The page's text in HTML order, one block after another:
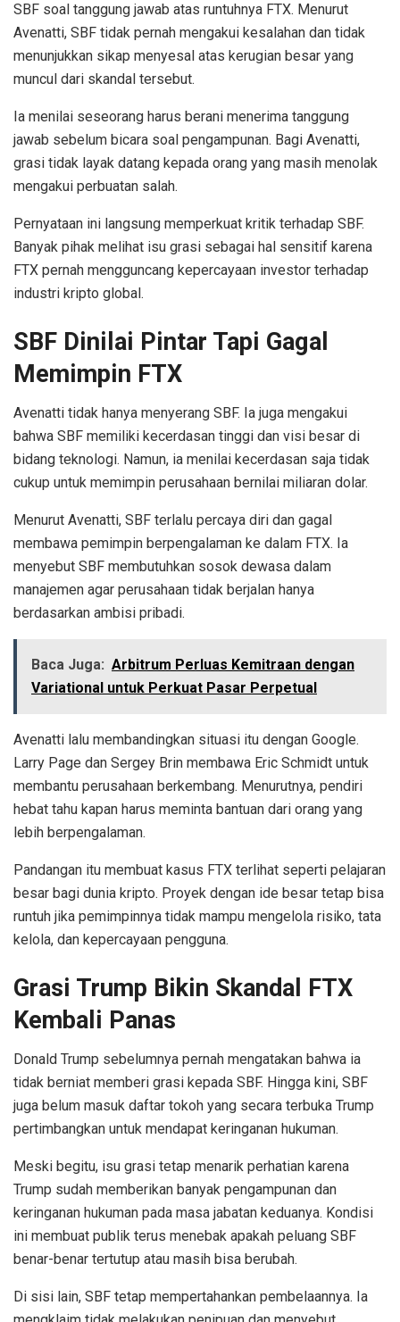
SBF soal tanggung jawab atas runtuhnya FTX. Menurut
Avenatti, SBF tidak pernah mengakui kesalahan dan tidak
menunjukkan sikap menyesal atas kerugian besar yang
muncul dari skandal tersebut.
Ia menilai seseorang harus berani menerima tanggung
jawab sebelum bicara soal pengampunan. Bagi Avenatti,
grasi tidak layak datang kepada orang yang masih menolak
mengakui perbuatan salah.
Pernyataan ini langsung memperkuat kritik terhadap SBF.
Banyak pihak melihat isu grasi sebagai hal sensitif karena
FTX pernah mengguncang kepercayaan investor terhadap
industri kripto global.
SBF Dinilai Pintar Tapi Gagal
Memimpin FTX
Avenatti tidak hanya menyerang SBF. Ia juga mengakui
bahwa SBF memiliki kecerdasan tinggi dan visi besar di
bidang teknologi. Namun, ia menilai kecerdasan saja tidak
cukup untuk memimpin perusahaan bernilai miliaran dolar.
Menurut Avenatti, SBF terlalu percaya diri dan gagal
membawa pemimpin berpengalaman ke dalam FTX. Ia
menyebut SBF membutuhkan sosok dewasa dalam
manajemen agar perusahaan tidak berjalan hanya
berdasarkan ambisi pribadi.
Baca Juga: Arbitrum Perluas Kemitraan dengan
Variational untuk Perkuat Pasar Perpetual
Avenatti lalu membandingkan situasi itu dengan Google.
Larry Page dan Sergey Brin membawa Eric Schmidt untuk
membantu perusahaan berkembang. Menurutnya, pendiri
hebat tahu kapan harus meminta bantuan dari orang yang
lebih berpengalaman.
Pandangan itu membuat kasus FTX terlihat seperti pelajaran
besar bagi dunia kripto. Proyek dengan ide besar tetap bisa
runtuh jika pemimpinnya tidak mampu mengelola risiko, tata
kelola, dan kepercayaan pengguna.
Grasi Trump Bikin Skandal FTX
Kembali Panas
Donald Trump sebelumnya pernah mengatakan bahwa ia
tidak berniat memberi grasi kepada SBF. Hingga kini, SBF
juga belum masuk daftar tokoh yang secara terbuka Trump
pertimbangkan untuk mendapat keringanan hukuman.
Meski begitu, isu grasi tetap menarik perhatian karena
Trump sudah memberikan banyak pengampunan dan
keringanan hukuman pada masa jabatan keduanya. Kondisi
ini membuat publik terus menebak apakah peluang SBF
benar-benar tertutup atau masih bisa berubah.
Di sisi lain, SBF tetap mempertahankan pembelaannya. Ia